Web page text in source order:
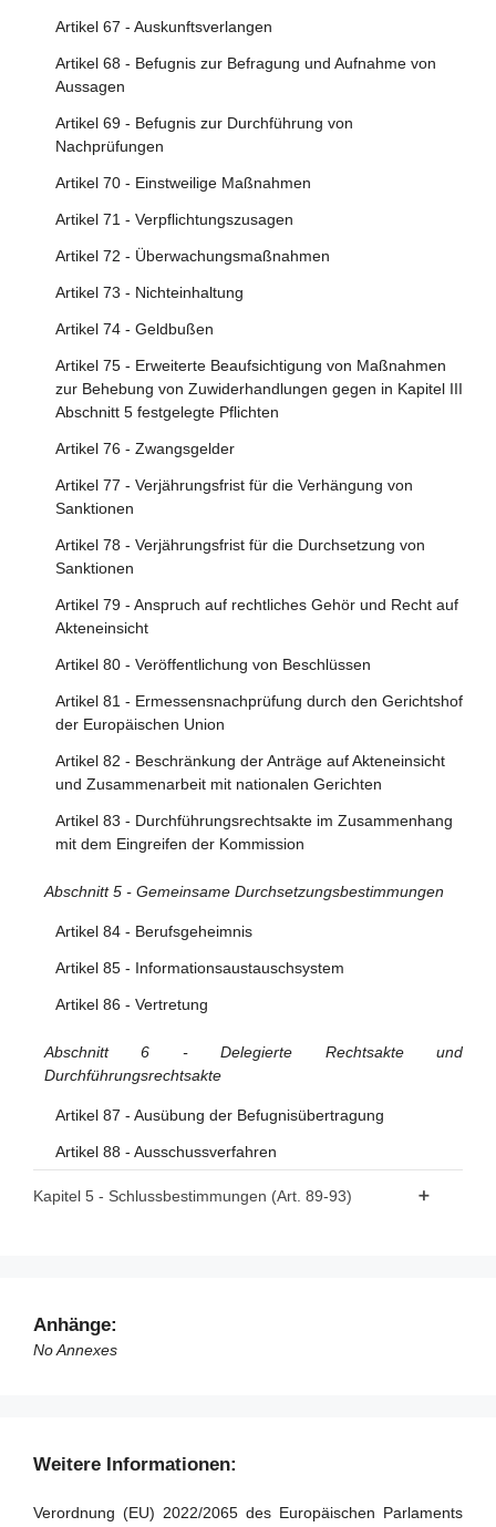
Abschnitt 5 - Zusätzliche Verpflichtungen in Bezug auf den
Umgang mit systemischen Risiken für Anbieter von sehr
Suchmaschinen
Artikel 33 - Sehr große Online-Plattformen und sehr
große Online-Suchmaschinen
Artikel 34 - Risikobewertung
Artikel 35 - Risikominderung
Artikel 36 - Krisenreaktionsmechanismus
Artikel 38 - Empfehlungssysteme
Artikel 39 - Zusätzliche Transparenz der Online-Werbung
Artikel 40 - Datenzugang und Kontrolle
Artikel 41 - Compliance-Abteilung
Artikel 43 - Aufsichtsgebühren
Abschnitt 6 - Sonstige Bestimmungen über
Sorgfaltspflichten
Artikel 44 - Normen
Artikel 45 - Verhaltenskodizes
Artikel 47 - Verhaltenskodizes in Bezug auf die
Artikel 48 - Krisenprotokolle
Artikel 67 - Auskunftsverlangen
Artikel 68 - Befugnis zur Befragung und Aufnahme von
Aussagen
Artikel 69 - Befugnis zur Durchführung von
Nachprüfungen
Artikel 70 - Einstweilige Maßnahmen
Artikel 71 - Verpflichtungszusagen
Artikel 72 - Überwachungsmaßnahmen
Artikel 73 - Nichteinhaltung
Artikel 74 - Geldbußen
Artikel 75 - Erweiterte Beaufsichtigung von Maßnahmen
zur Behebung von Zuwiderhandlungen gegen in Kapitel III
Abschnitt 5 festgelegte Pflichten
Artikel 76 - Zwangsgelder
Artikel 77 - Verjährungsfrist für die Verhängung von
Sanktionen
Artikel 78 - Verjährungsfrist für die Durchsetzung von
Sanktionen
Artikel 79 - Anspruch auf rechtliches Gehör und Recht auf
Akteneinsicht
Artikel 80 - Veröffentlichung von Beschlüssen
Artikel 81 - Ermessensnachprüfung durch den Gerichtshof
der Europäischen Union
Artikel 82 - Beschränkung der Anträge auf Akteneinsicht
und Zusammenarbeit mit nationalen Gerichten
Artikel 83 - Durchführungsrechtsakte im Zusammenhang
mit dem Eingreifen der Kommission
Abschnitt 5 - Gemeinsame Durchsetzungsbestimmungen
Artikel 84 - Berufsgeheimnis
Artikel 85 - Informationsaustauschsystem
Artikel 86 - Vertretung
Abschnitt 6 - Delegierte Rechtsakte und
Durchführungsrechtsakte
Artikel 87 - Ausübung der Befugnisübertragung
Artikel 88 - Ausschussverfahren
Kapitel 5 - Schlussbestimmungen (Art. 89-93)
Artikel 92 - Bevorstehenden Anwendung für Anbieter sehr
Anhänge:
No Annexes
Weitere Informationen:
Verordnung (EU) 2022/2065 des Europäischen Parlaments